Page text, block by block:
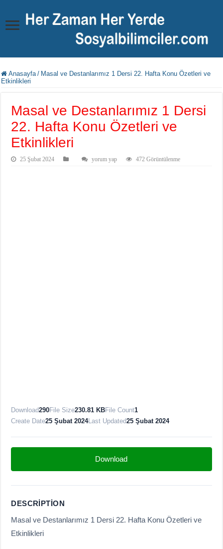
Anasayfa / Masal ve Destanlarımız 1 Dersi 22. Hafta Konu Özetleri ve
Etkinlikleri
Masal ve Destanlarımız 1 Dersi
22. Hafta Konu Özetleri ve
Etkinlikleri
25 Şubat 2024 yorum yap 472 Görüntülenme
Download290File Size230.81 KBFile Count1
Create Date25 Şubat 2024Last Updated25 Şubat 2024
Download
DESCRIPTION
Masal ve Destanlarımız 1 Dersi 22. Hafta Konu Özetleri ve
Etkinlikleri